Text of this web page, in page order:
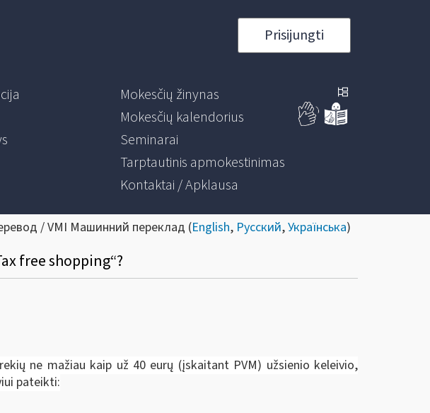
Prisijungti
Mokesčių žinynas
Mokesčių kalendorius
Seminarai
Tarptautinis apmokestinimas
Kontaktai / Apklausa
/ VMI Машинний переклад (English, Русский,Українська)
free shopping“?
ne mažiau kaip už 40 eurų (įskaitant PVM) užsienio keleivio,
pateikti: